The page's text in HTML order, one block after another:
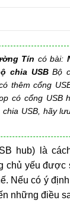
Tín có bài:
chia USBBộ
thêm cổng
có cổng USB
USB, hãy
hub) là
chủ yếu được
Nếu có ý
những điều